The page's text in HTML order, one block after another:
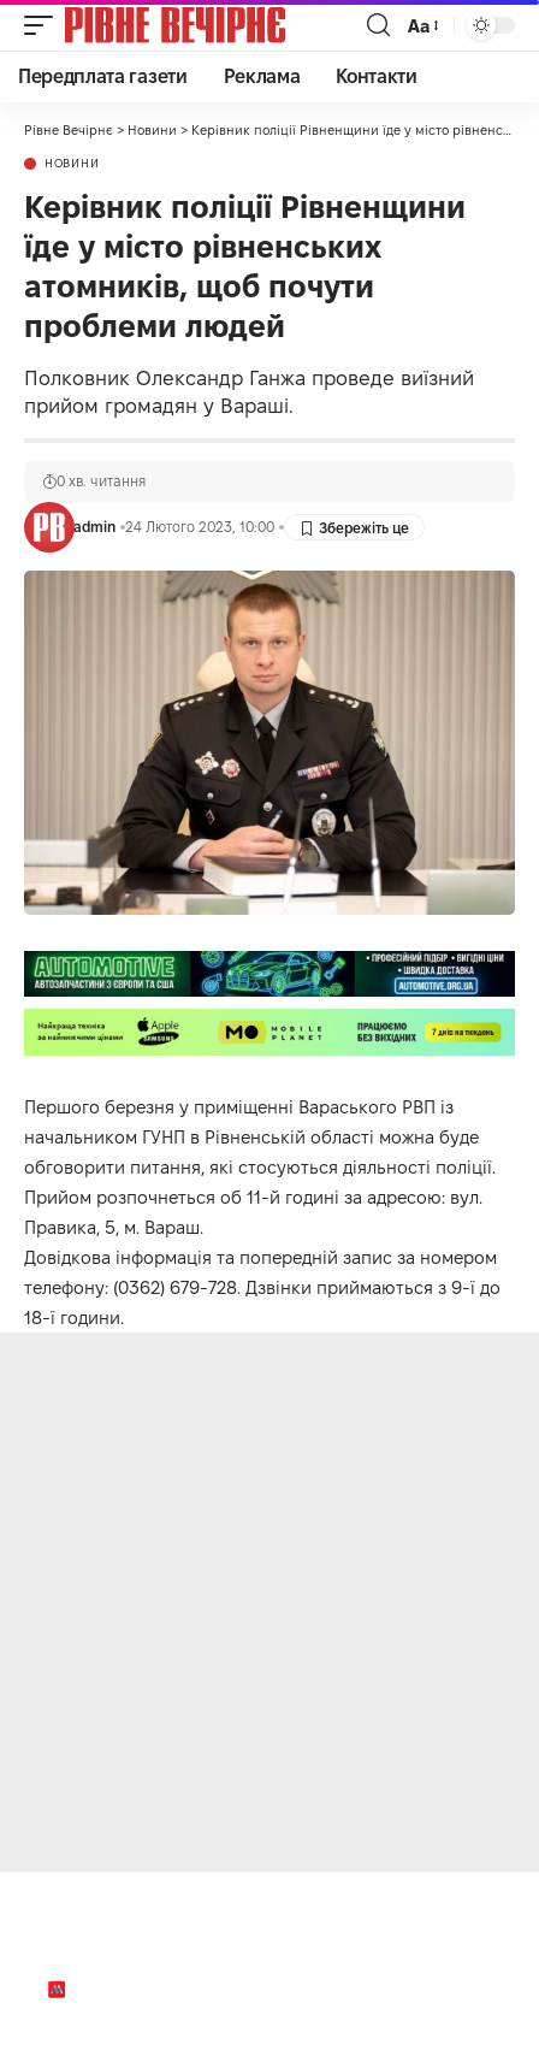
Аа
Передплата газети Реклама Контакти
Рівне Вечірнє > Новини > Керівник поліції Рівненщини їде у місто рівненських атомників, щоб почути проблеми людей
НОВИНИ
Керівник поліції Рівненщини
їде у місто рівненських
атомників, щоб почути
проблеми людей
Полковник Олександр Ганжа проведе виїзний
прийом громадян у Вараші.
admin 24 Лютого 2023, 10:00
0 хв. читання
Першого березня у приміщенні Вараського РВП із
начальником ГУНП в Рівненській області можна буде
обговорити питання, які стосуються діяльності поліції.
Прийом розпочнеться об 11-й годині за адресою: вул.
Правика, 5, м. Вараш.
Довідкова інформація та попередній запис за номером
телефону: (0362) 679-728. Дзвінки приймаються з 9-ї до
18-ї години.